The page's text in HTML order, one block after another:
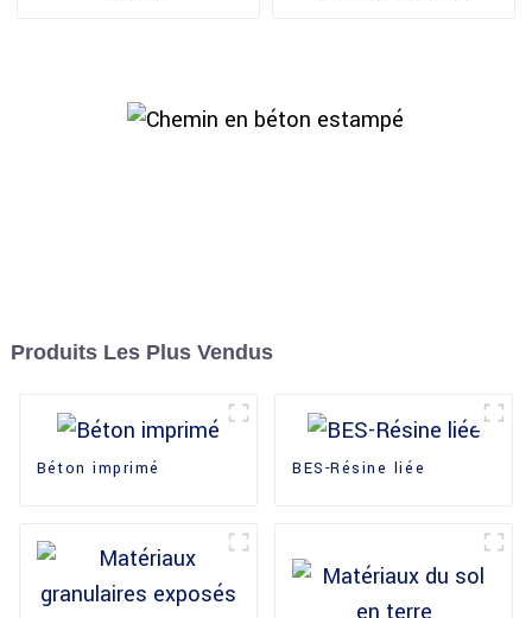
Produits Les Plus Vendus
Béton imprimé BES-Résine liée